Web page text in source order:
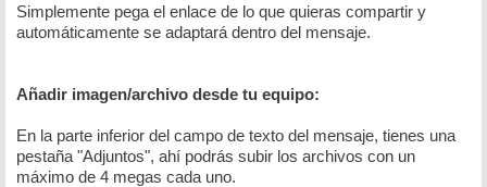
Simplemente pega el enlace de lo que quieras compartir y
automáticamente se adaptará dentro del mensaje.
Añadir imagen/archivo desde tu equipo:
En la parte inferior del campo de texto del mensaje, tienes una
pestaña "Adjuntos", ahí podrás subir los archivos con un
máximo de 4 megas cada uno.